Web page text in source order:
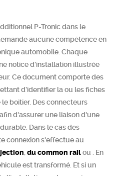
P-Tronic dans le
aucune compétence en
automobile. Chaque
notice d'installation illustrée
Ce document comporte des
d’identifier la ou les fiches
boitier. Des connecteurs
d'assurer une liaison d'une
Dans le cas des
connexion s'effectue au
,du common railou
. En
est transformé. Et si un